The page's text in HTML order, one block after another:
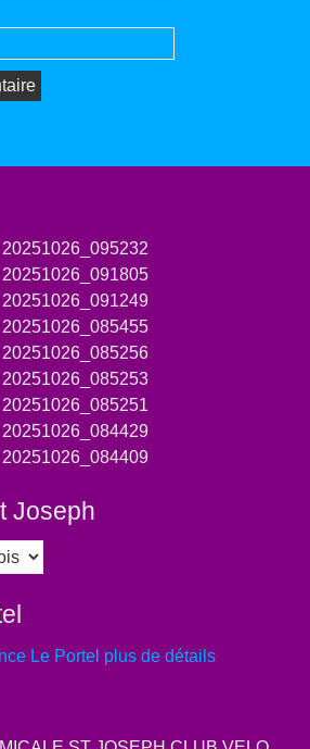
Joseph
Le Portel plus de détails